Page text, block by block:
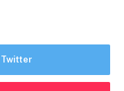
Twitter